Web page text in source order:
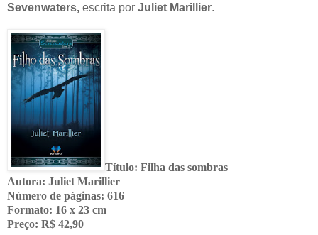
Sevenwaters, escrita por Juliet Marillier.
Título: Filha das sombras
Autora: Juliet Marillier
Número de páginas: 616
Formato: 16 x 23 cm
Preço: R$ 42,90